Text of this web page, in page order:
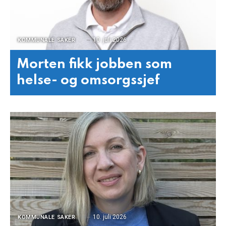
KOMMUNALE SAKER 10. juli 2026
Morten fikk jobben som
helse- og omsorgssjef
KOMMUNALE SAKER 10. juli 2026